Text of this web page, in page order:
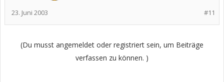
#11
23. Juni 2003
(Du musst angemeldet oder registriert sein, um Beiträge
verfassen zu können. )